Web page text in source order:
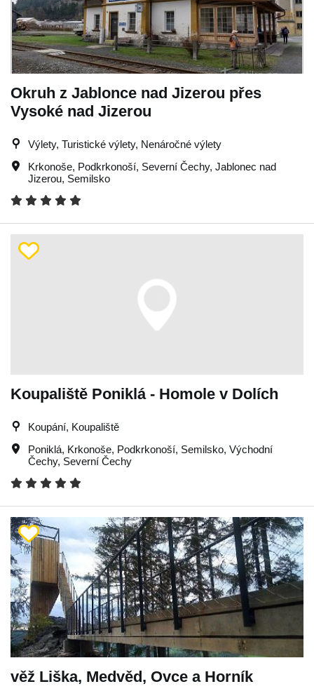
Okruh z Jablonce nad Jizerou přes
Vysoké nad Jizerou
Výlety, Turistické výlety, Nenáročné výlety
Krkonoše, Podkrkonoší, Severní Čechy, Jablonec nad
Jizerou, Semilsko
Koupaliště Poniklá - Homole v Dolích
Koupání, Koupaliště
Poniklá, Krkonoše, Podkrkonoší, Semilsko, Východní
Čechy, Severní Čechy
věž Liška, Medvěd, Ovce a Horník